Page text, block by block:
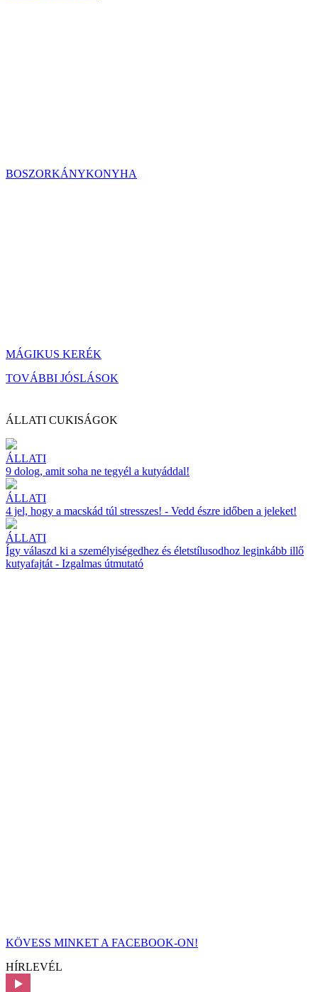
BOSZORKÁNYKONYHA
MÁGIKUS KERÉK
TOVÁBBI JÓSLÁSOK
ÁLLATI CUKISÁGOK
ÁLLATI
9 dolog, amit soha ne tegyél a kutyáddal!
ÁLLATI
4 jel, hogy a macskád túl stresszes! - Vedd észre időben a jeleket!
ÁLLATI
Így válaszd ki a személyiségedhez és életstílusodhoz leginkább illő
kutyafajtát - Izgalmas útmutató
KÖVESS MINKET A FACEBOOK-ON!
HÍRLEVÉL